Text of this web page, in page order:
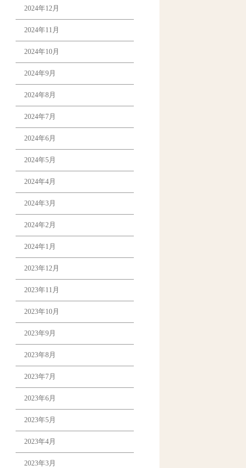
2024年12月
2024年11月
2024年10月
2024年9月
2024年8月
2024年7月
2024年6月
2024年5月
2024年4月
2024年3月
2024年2月
2024年1月
2023年12月
2023年11月
2023年10月
2023年9月
2023年8月
2023年7月
2023年6月
2023年5月
2023年4月
2023年3月